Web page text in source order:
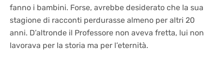
fanno i bambini. Forse, avrebbe desiderato che la sua
stagione di racconti perdurasse almeno per altri 20
anni. D’altronde il Professore non aveva fretta, lui non
lavorava per la storia ma per l’eternità.